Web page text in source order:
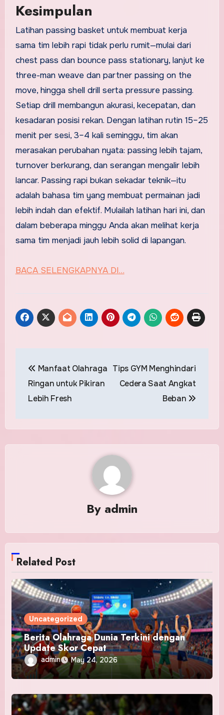
Kesimpulan
Latihan passing basket untuk membuat kerja
sama tim lebih rapi tidak perlu rumit—mulai dari
chest pass dan bounce pass stationary, lanjut ke
three-man weave dan partner passing on the
move, hingga shell drill serta pressure passing.
Setiap drill membangun akurasi, kecepatan, dan
kesadaran posisi rekan. Dengan latihan rutin 15–25
menit per sesi, 3–4 kali seminggu, tim akan
merasakan perubahan nyata: passing lebih tajam,
turnover berkurang, dan serangan mengalir lebih
lancar. Passing rapi bukan sekadar teknik—itu
adalah bahasa tim yang membuat permainan jadi
lebih indah dan efektif. Mulailah latihan hari ini, dan
dalam beberapa minggu Anda akan melihat kerja
sama tim menjadi jauh lebih solid di lapangan.
BACA SELENGKAPNYA DI…
navigation
Manfaat Olahraga
Ringan untuk Pikiran
Lebih Fresh
Tips GYM Menghindari
Cedera Saat Angkat
Beban
By admin
Related Post
Uncategorized
Berita Olahraga Dunia Terkini dengan
Update Skor Cepat
admin May 24, 2026